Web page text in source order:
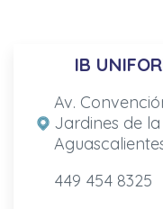
IB
Av.
Jardines de
449 454 8325